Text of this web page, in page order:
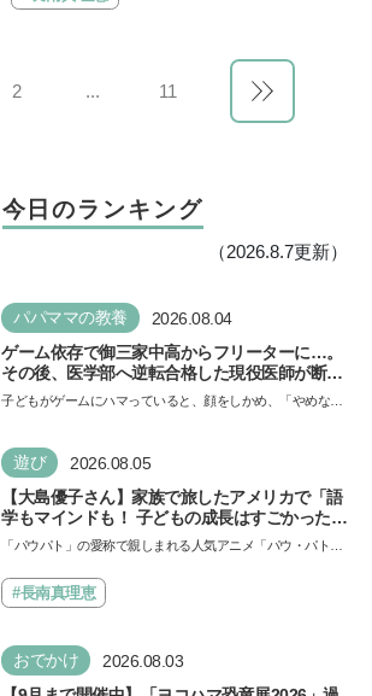
2 ... 11
今日のランキング
（2026.8.7更新）
パパママの教養 2026.08.04
ゲーム依存で御三家中高からフリーターに…。
その後、医学部へ逆転合格した現役医師が断言
「ゲームの経験が受験勉強に役立った」そう考
子どもがゲームにハマっていると、顔をしかめ、「やめなさ
い…
遊び 2026.08.05
【大島優子さん】家族で旅したアメリカで「語
学もマインドも！ 子どもの成長はすごかった」
声優をつとめた映画『パウ・パトロール ザ・ダ
できると子どもに知ってほしい
「パウパト」の愛称で親しまれる人気アニメ「パウ・パトロ
ザ…
#長南真理恵
おでかけ 2026.08.03